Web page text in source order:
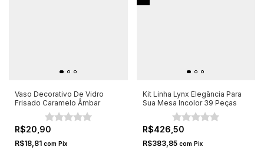
Vaso Decorativo De Vidro
Frisado Caramelo Âmbar
R$20,90
R$18,81 com Pix
Kit Linha Lynx Elegância Para
Sua Mesa Incolor 39 Peças
R$426,50
R$383,85 com Pix